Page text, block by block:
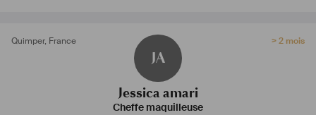
Quimper, France
JA
> 2 mois
Jessica amari
Cheffe maquilleuse